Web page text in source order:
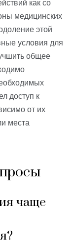
как со
медицинских
этой
условия для
общее
доступ к
от их
места
чаще